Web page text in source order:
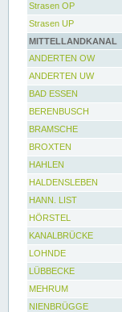
Strasen OP
Strasen UP
MITTELLANDKANAL
ANDERTEN OW
ANDERTEN UW
BAD ESSEN
BERENBUSCH
BRAMSCHE
BROXTEN
HAHLEN
HALDENSLEBEN
HANN. LIST
HÖRSTEL
KANALBRÜCKE
LOHNDE
LÜBBECKE
MEHRUM
NIENBRÜGGE